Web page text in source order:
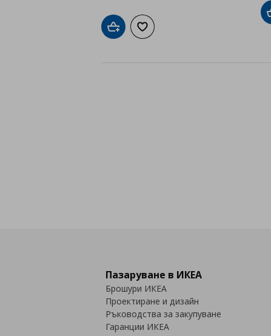
Добави в кошницата
Добави към списъка с любими
Пазаруване в ИКЕА
Брошури ИКЕА
Проектиране и дизайн
Ръководства за закупуване
Гаранции ИКЕА